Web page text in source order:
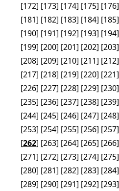
[172] [173] [174] [175] [176]
[181] [182] [183] [184] [185]
[190] [191] [192] [193] [194]
[199] [200] [201] [202] [203]
[208] [209] [210] [211] [212]
[217] [218] [219] [220] [221]
[226] [227] [228] [229] [230]
[235] [236] [237] [238] [239]
[244] [245] [246] [247] [248]
[253] [254] [255] [256] [257]
[262] [263] [264] [265] [266]
[271] [272] [273] [274] [275]
[280] [281] [282] [283] [284]
[289] [290] [291] [292] [293]